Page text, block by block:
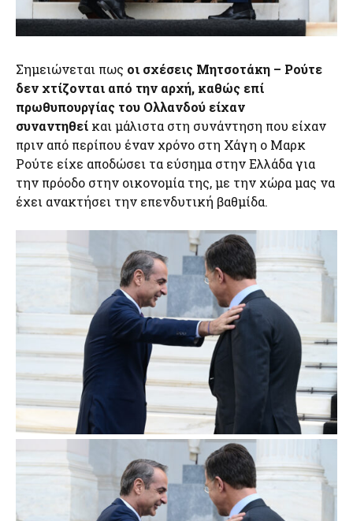
Σημειώνεται πως οι σχέσεις Μητσοτάκη – Ρούτε
δεν χτίζονται από την αρχή, καθώς επί
πρωθυπουργίας του Ολλανδού είχαν
συναντηθεί και μάλιστα στη συνάντηση που είχαν
πριν από περίπου έναν χρόνο στη Χάγη ο Μαρκ
Ρούτε είχε αποδώσει τα εύσημα στην Ελλάδα για
την πρόοδο στην οικονομία της, με την χώρα μας να
έχει ανακτήσει την επενδυτική βαθμίδα.